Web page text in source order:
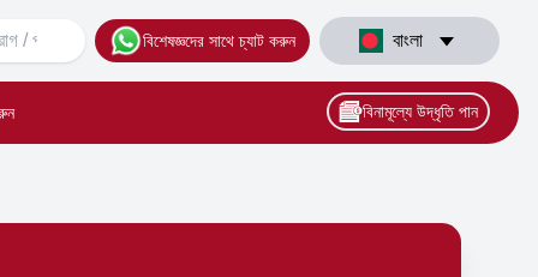
বিশেষজ্ঞদের সাথে চ্যাট করুন বাংলা
বিনামূল্যে উদ্ধৃতি পান